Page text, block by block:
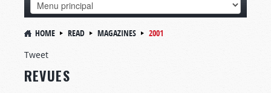
HOME READ MAGAZINES
2001
Tweet
REVUES